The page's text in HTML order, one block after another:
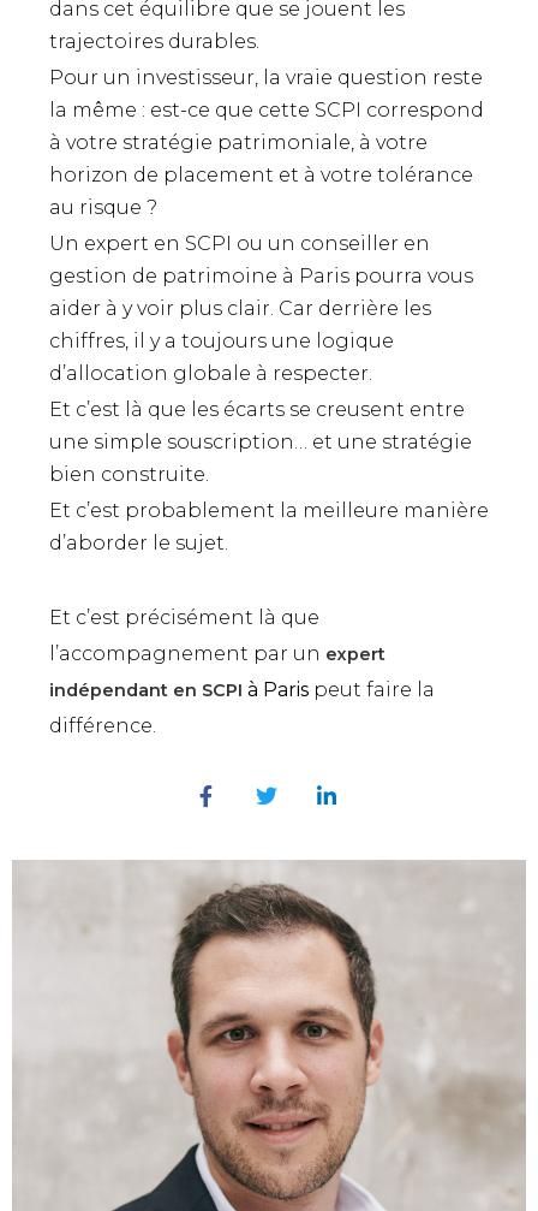
dans cet équilibre que se jouent les
trajectoires durables.
Pour un investisseur, la vraie question reste
la même : est-ce que cette SCPI correspond
à votre stratégie patrimoniale, à votre
horizon de placement et à votre tolérance
au risque ?
Un expert en SCPI ou un conseiller en
gestion de patrimoine à Paris pourra vous
aider à y voir plus clair. Car derrière les
chiffres, il y a toujours une logique
d’allocation globale à respecter.
Et c’est là que les écarts se creusent entre
une simple souscription… et une stratégie
bien construite.
Et c’est probablement la meilleure manière
d’aborder le sujet.
Et c’est précisément là que
l’accompagnement par un expert
indépendant en SCPI à Paris peut faire la
différence.